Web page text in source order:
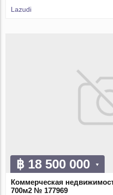
Lazudi
฿ 18 500 000
Коммерческая
700м2 № 177969